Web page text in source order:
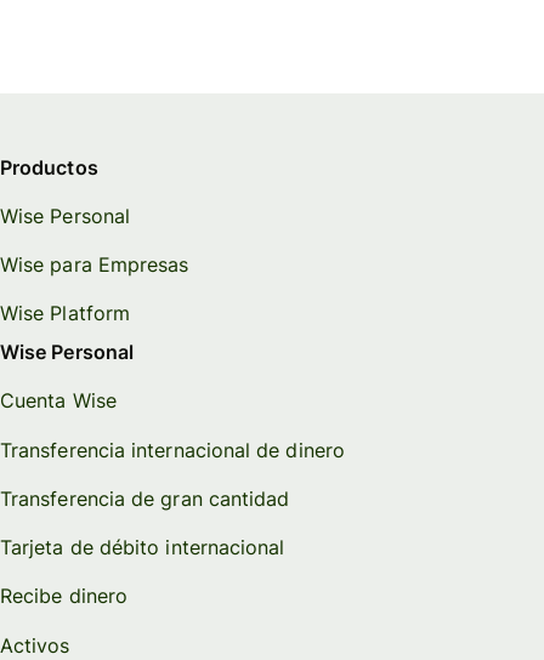
Productos
Wise Personal
Wise para Empresas
Wise Platform
Wise Personal
Cuenta Wise
Transferencia internacional de dinero
Transferencia de gran cantidad
Tarjeta de débito internacional
Recibe dinero
Activos